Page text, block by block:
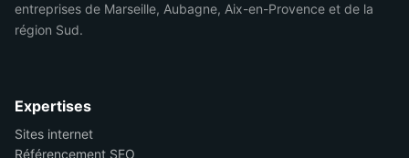
entreprises de Marseille, Aubagne, Aix-en-Provence et de la
région Sud.
Expertises
Sites internet
Référencement SEO